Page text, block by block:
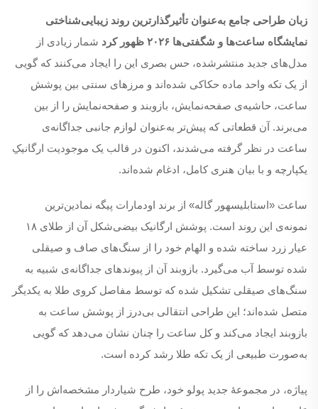
زبان طراحی جامع به‌عنوان تأثیرگذارترین روند زیبایی‌شناختی
نمایشگاه ساعت‌ها و شگفتی‌ها ۲۰۲۶ ظهور کرد
شمار زیادی از
مدل‌های جدید منتشرشده، حس بصری این را ایجاد می‌کنند که گویی
از یک تکه واحد ماده حکاکی شده‌اند و مرزهای سنتی بین پوشش
ساعت، حاشیه‌ی صفحه‌نمایش، بازو‌بند و صفحه‌نمایش را از بین
می‌برند. آن قطعاتی که پیش‌تر به‌عنوان لوازم جانبی جداگانه‌ی
ساعت در نظر گرفته می‌شدند، اکنون در قالب یک موجودیت ارگانیکِ
یکپارچه و با بیان هنری کامل، ادغام شده‌اند.
ساعت «استابلیسهور گاله» از برند اودمارات پیگه نمادین‌ترین
نمونه‌ی این روند است. پوشش ارگانیک بیضی‌شکل آن از طلا‌ی ۱۸
عیار زرد ساخته شده و الهام خود را از سنگ‌های صاف و صیقلی
شده توسط آب می‌گیرد. بازو‌بند آن از پیوندهای جداگانه‌ی شبیه به
سنگ‌های صیقلی تشکیل شده که توسط مفاصل کروی طلا به یکدیگر
متصل شده‌اند؛ این طراحی انتقالی بی‌درز از پوشش ساعت به
بازو‌بند ایجاد می‌کند و کل ساعت را چنان نشان می‌دهد که گویی
به‌صورت طبیعی از یک تکه طلا رشد کرده است.
پیاژه، در مجموعهٔ جدید پولو خود، طرح شیاردار مشخصه‌اش را از